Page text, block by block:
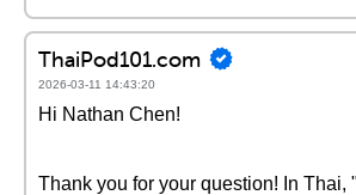
ThaiPod101.com
2026-03-11 14:43:20
Hi Nathan Chen!
Thank you for your question! In Thai,